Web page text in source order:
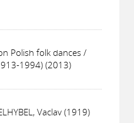
Polish folk dances /
1994) (2013)
Vaclav (1919)